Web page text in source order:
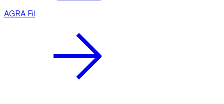
AGRA Fil